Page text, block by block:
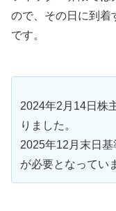
ので、その日に到着
です。
2024年2月14日株
りました。
2025年12月末日
が必要となってい